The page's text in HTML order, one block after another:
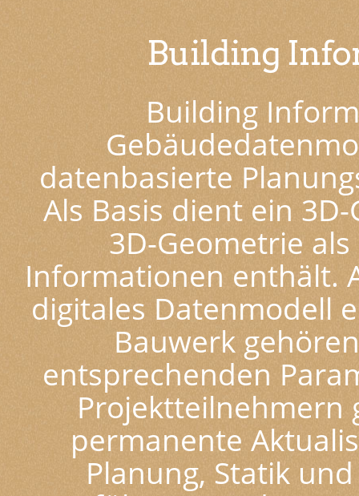
Building
Building
datenbasierte
Als Basis dient ein
3D-Geometrie
Informationen enthält.
digitales Datenmodell
Bauwerk
entsprechenden
Projektteilnehmern
permanente
Planung, Statik